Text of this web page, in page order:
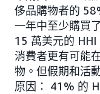
侈品購物者的
一年中至少購買
15 萬美元的
消費者更有可能
物。但假期和活
原因： 41% 的